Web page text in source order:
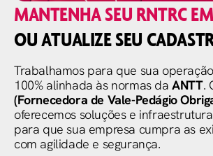
MANTENHA SEU RNTRC
OU ATUALIZE SEU
Trabalhamos para que sua
100% alinhada às normas daANTT.
(Fornecedora de Vale-Pedágio
oferecemos soluções e
para que sua empresa cumpra as
com agilidade e segurança.